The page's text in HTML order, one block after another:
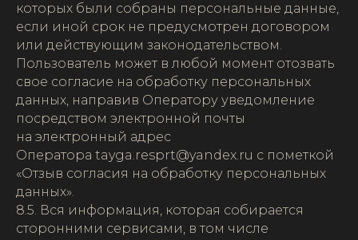
которых были собраны персональные данные,
если иной срок не предусмотрен договором
или действующим законодательством.
Пользователь может в любой момент отозвать
свое согласие на обработку персональных
данных, направив Оператору уведомление
посредством электронной почты
на электронный адрес
Оператора tayga.resprt@yandex.ru с пометкой
«Отзыв согласия на обработку персональных
данных».
8.5. Вся информация, которая собирается
сторонними сервисами, в том числе